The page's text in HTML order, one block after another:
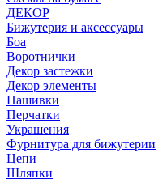
ДЕКОР
Бижутерия и аксессуары
Боа
Воротнички
Декор застежки
Декор элементы
Нашивки
Перчатки
Украшения
Фурнитура для бижутерии
Цепи
Шляпки